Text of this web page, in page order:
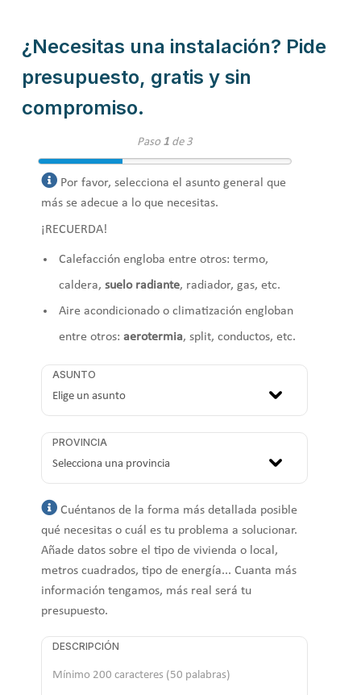
¿Necesitas una instalación? Pide
presupuesto, gratis y sin
compromiso.
Paso 1de 3
Por favor, selecciona el asunto general que
más se adecue a lo que necesitas.
¡RECUERDA!
Calefacción engloba entre otros: termo,
caldera, suelo radiante, radiador, gas, etc.
Aire acondicionado o climatización engloban
entre otros: aerotermia, split, conductos, etc.
ASUNTO
PROVINCIA
Cuéntanos de la forma más detallada posible
qué necesitas o cuál es tu problema a solucionar.
Añade datos sobre el tipo de vivienda o local,
metros cuadrados, tipo de energía... Cuanta más
información tengamos, más real será tu
presupuesto.
DESCRIPCIÓN